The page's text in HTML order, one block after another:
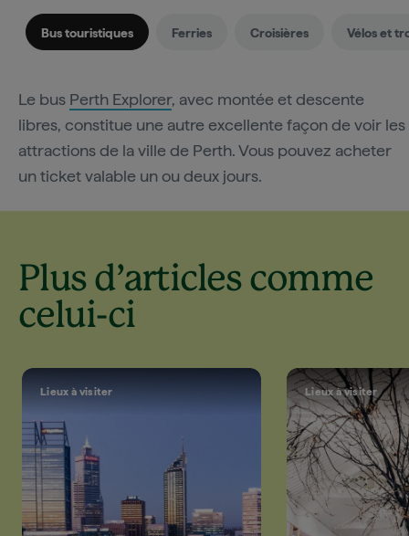
Bus touristiques Ferries Croisières Vélos et
Le bus Perth Explorer, avec montée et descente
libres, constitue une autre excellente façon de voir les
attractions de la ville de Perth. Vous pouvez acheter
un ticket valable un ou deux jours.
Plus d’articles comme
celui-ci
Lieux à visiter Lieux à visiter